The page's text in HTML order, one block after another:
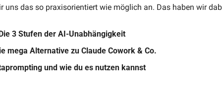
uns das so praxisorientiert wie möglich an. Das haben wir
3 Stufen der AI-Unabhängigkeit
mega Alternative zu Claude Cowork & Co.
und wie du es nutzen kannst